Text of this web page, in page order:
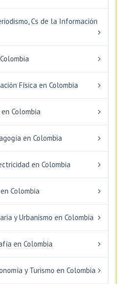
Cs de la Información
Física en Colombia
Colombia
en Colombia
en Colombia
Colombia
y Urbanismo en Colombia
en Colombia
y Turismo en Colombia